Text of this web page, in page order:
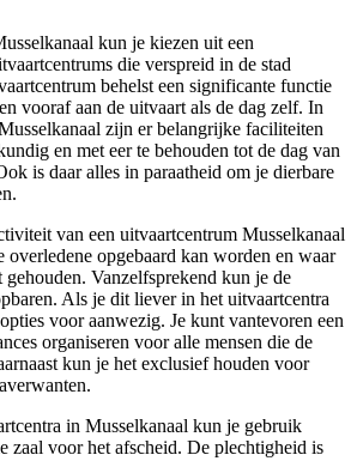
kun je kiezen uit een
die verspreid in de stad
behelst een significante functie
vooraf aan de uitvaart als de dag zelf. In
zijn er belangrijke faciliteiten
en met eer te behouden tot de dag van
is daar alles in paraatheid om je dierbare
van een uitvaartcentrum Musselkanaal
overledene opgebaard kan worden en waar
Vanzelfsprekend kun je de
Als je dit liever in het uitvaartcentra
voor aanwezig. Je kunt vantevoren een
organiseren voor alle mensen die de
kun je het exclusief houden voor
in Musselkanaal kun je gebruik
zaal voor het afscheid. De plechtigheid is